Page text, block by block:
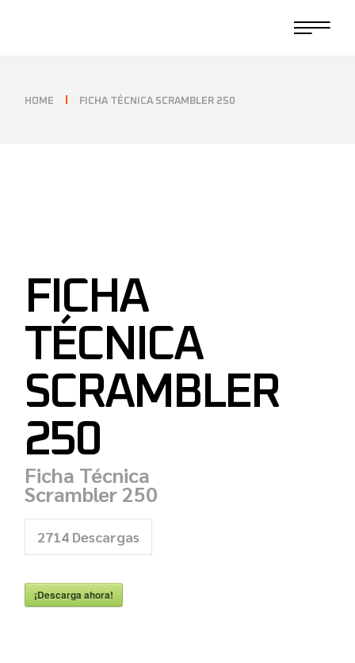
HOME FICHA TÉCNICA SCRAMBLER 250
FICHA
TÉCNICA
SCRAMBLER
250
Ficha Técnica
Scrambler 250
2714 Descargas
¡Descarga ahora!